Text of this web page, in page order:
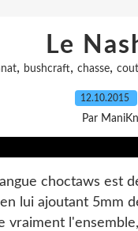
Le
, bushcraft, chasse,
12.10.2015
Par
choctaws est
lui ajoutant 5mm
vraiment